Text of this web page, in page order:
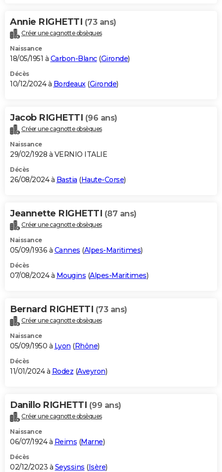
Annie RIGHETTI (73 ans)
Créer une cagnotte obsèques
Naissance
18/05/1951 à Carbon-Blanc(Gironde)
Décès
10/12/2024 à Bordeaux(Gironde)
Jacob RIGHETTI (96 ans)
Créer une cagnotte obsèques
Naissance
29/02/1928 à VERNIO ITALIE
Décès
26/08/2024 à Bastia (Haute-Corse)
Jeannette RIGHETTI (87 ans)
Créer une cagnotte obsèques
Naissance
05/09/1936 à Cannes (Alpes-Maritimes)
Décès
07/08/2024 à Mougins (Alpes-Maritimes)
Bernard RIGHETTI (73 ans)
Créer une cagnotte obsèques
Naissance
05/09/1950 à Lyon (Rhône)
Décès
11/01/2024 à Rodez (Aveyron)
Danillo RIGHETTI (99 ans)
Créer une cagnotte obsèques
Naissance
06/07/1924 à Reims (Marne)
Décès
02/12/2023 à Seyssins (Isère)